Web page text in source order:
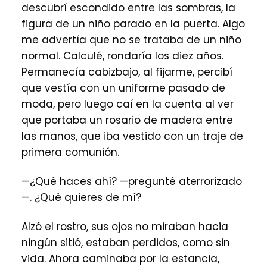
descubrí escondido entre las sombras, la
figura de un niño parado en la puerta. Algo
me advertía que no se trataba de un niño
normal. Calculé, rondaría los diez años.
Permanecía cabizbajo, al fijarme, percibí
que vestía con un uniforme pasado de
moda, pero luego caí en la cuenta al ver
que portaba un rosario de madera entre
las manos, que iba vestido con un traje de
primera comunión.
—¿Qué haces ahí? —pregunté aterrorizado
—. ¿Qué quieres de mí?
Alzó el rostro, sus ojos no miraban hacia
ningún sitió, estaban perdidos, como sin
vida. Ahora caminaba por la estancia,